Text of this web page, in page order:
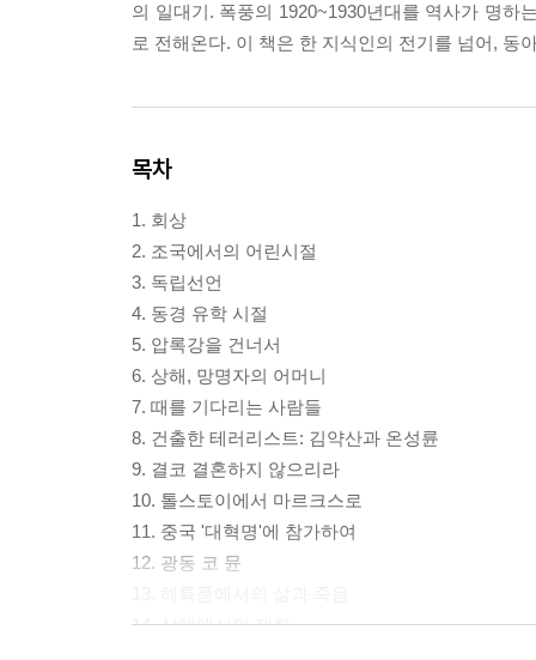
의 일대기. 폭풍의 1920~1930년대를 역사가 명하
로 전해온다. 이 책은 한 지식인의 전기를 넘어, 동
목차
1. 회상
2. 조국에서의 어린시절
3. 독립선언
4. 동경 유학 시절
5. 압록강을 건너서
6. 상해, 망명자의 어머니
7. 때를 기다리는 사람들
8. 건출한 테러리스트: 김약산과 온성륜
9. 결코 결혼하지 않으리라
10. 톨스토이에서 마르크스로
11. 중국 '대혁명'에 참가하여
12. 광동 코 뮨
14. 상해에서의 재회